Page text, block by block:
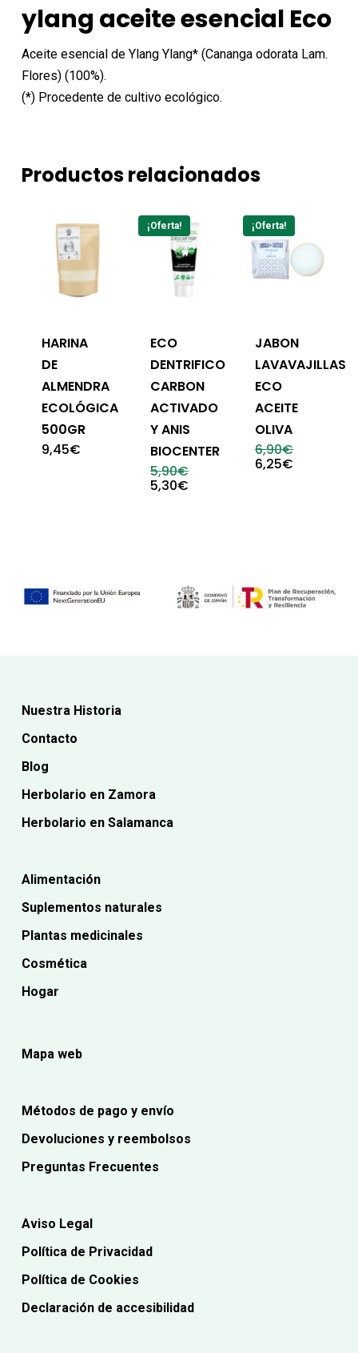
ylang aceite esencial Eco
Aceite esencial de Ylang Ylang* (Cananga odorata Lam.
Flores) (100%).
(*) Procedente de cultivo ecológico.
Productos relacionados
HARINA
DE
ALMENDRA
ECOLÓGICA
500GR
9,45€
¡Oferta!
ECO
DENTRIFICO
CARBON
ACTIVADO
Y ANIS
BIOCENTER
5,90€El
5,30€
¡Oferta!
JABON
LAVAVAJILLAS
ECO
ACEITE
OLIVA
6,90€El
6,25€
Nuestra Historia
Contacto
Blog
Herbolario en Zamora
Herbolario en Salamanca
Alimentación
Suplementos naturales
Plantas medicinales
Cosmética
Hogar
Mapa web
Métodos de pago y envío
Devoluciones y reembolsos
Preguntas Frecuentes
Aviso Legal
Política de Privacidad
Política de Cookies
Declaración de accesibilidad